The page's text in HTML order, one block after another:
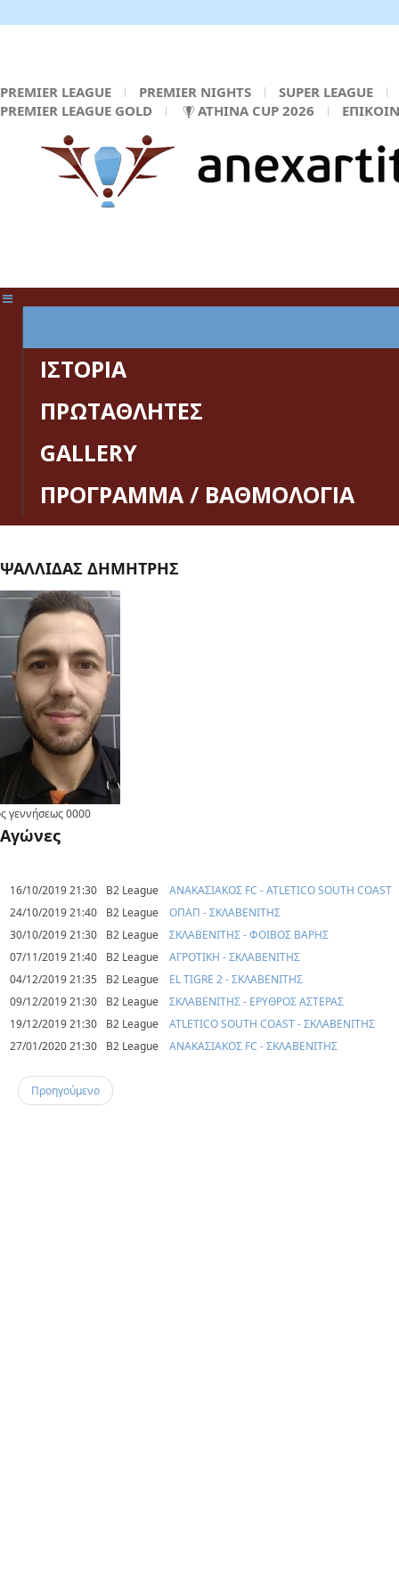
PREMIER LEAGUE PREMIER NIGHTS
SUPER LEAGUE
PREMIER LEAGUE GOLD
ATHINA CUP 2026
ΙΣΤΟΡΙΑ
ΠΡΩΤΑΘΛΗΤΕΣ
GALLERY
ΠΡΟΓΡΑΜΜΑ / ΒΑΘΜΟΛΟΓΙΑ
ΨΑΛΛΙΔΑΣ ΔΗΜΗΤΡΗΣ
γεννήσεως0000
Αγώνες
16/10/2019 21:30 B2 League
ΑΝΑΚΑΣΙΑΚΟΣ FC - ATLETICO SOUTH COAST
24/10/2019 21:40
B2 League
ΟΠΑΠ - ΣΚΛΑΒΕΝΙΤΗΣ
30/10/2019 21:30
B2 League
ΣΚΛΑΒΕΝΙΤΗΣ - ΦΟΙΒΟΣ ΒΑΡΗΣ
07/11/2019 21:40
B2 League
ΑΓΡΟΤΙΚΗ - ΣΚΛΑΒΕΝΙΤΗΣ
04/12/2019 21:35
B2 League
EL TIGRE 2 - ΣΚΛΑΒΕΝΙΤΗΣ
09/12/2019 21:30
B2 League
ΣΚΛΑΒΕΝΙΤΗΣ - ΕΡΥΘΡΟΣ ΑΣΤΕΡΑΣ
19/12/2019 21:30
B2 League
ATLETICO SOUTH COAST - ΣΚΛΑΒΕΝΙΤΗΣ
27/01/2020 21:30
B2 League ΑΝΑΚΑΣΙΑΚΟΣ FC - ΣΚΛΑΒΕΝΙΤΗΣ
Προηγούμενο